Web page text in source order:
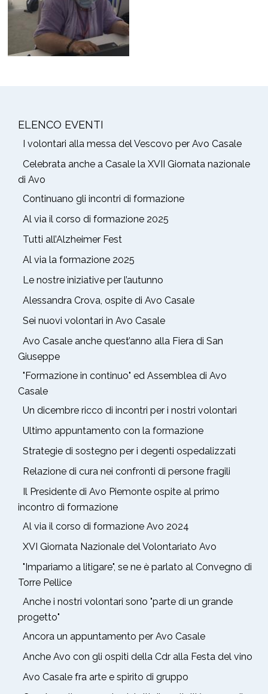
ELENCO EVENTI
I volontari alla messa del Vescovo per Avo Casale
Celebrata anche a Casale la XVII Giornata nazionale
di Avo
Continuano gli incontri di formazione
Al via il corso di formazione 2025
Tutti all’Alzheimer Fest
Al via la formazione 2025
Le nostre iniziative per l’autunno
Alessandra Crova, ospite di Avo Casale
Sei nuovi volontari in Avo Casale
Avo Casale anche quest’anno alla Fiera di San
Giuseppe
"Formazione in continuo" ed Assemblea di Avo
Casale
Un dicembre ricco di incontri per i nostri volontari
Ultimo appuntamento con la formazione
Strategie di sostegno per i degenti ospedalizzati
Relazione di cura nei confronti di persone fragili
Il Presidente di Avo Piemonte ospite al primo
incontro di formazione
Al via il corso di formazione Avo 2024
XVI Giornata Nazionale del Volontariato Avo
"Impariamo a litigare", se ne è parlato al Convegno di
Torre Pellice
Anche i nostri volontari sono "parte di un grande
progetto"
Ancora un appuntamento per Avo Casale
Anche Avo con gli ospiti della Cdr alla Festa del vino
Avo Casale fra arte e spirito di gruppo